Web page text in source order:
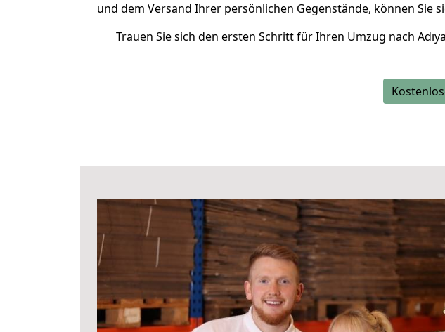
und dem Versand Ihrer persönlichen Gegenstände, können Sie
Trauen Sie sich den ersten Schritt für Ihren Umzug nach